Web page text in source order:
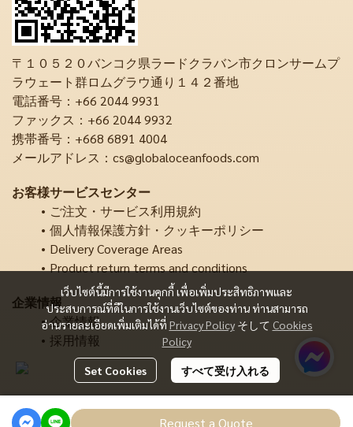
Request a Quote
เว็บไซต์นี้มีการใช้งานคุกกี้ เพื่อเพิ่มประสิทธิภาพและ
ประสบการณ์ที่ดีในการใช้งานเว็บไซต์ของท่าน ท่านสามารถ
อ่านรายละเอียดเพิ่มเติมได้ที่ Privacy Policy そして Cookies
Policy
Set Cookies すべて受け入れる
〒１０５２０バンコク県ラードクラバン市クロンサームプ
ラウェート群ロムグラウ通り１４２番地
電話番号：+66 2044 9931
ファックス：+66 2044 9932
携帯番号：+668 6891 4004
メールアドレス：cs@globaloceanfoods.com
お客様サービスセンター
ご注文・サービス利用規約
個人情報保護方針・クッキーポリシー
Delivery Coverage Areas
Product return terms and conditions
企業情報
企業情報
採用情報
Copyright | All Rights Reserved | Powered by MWE